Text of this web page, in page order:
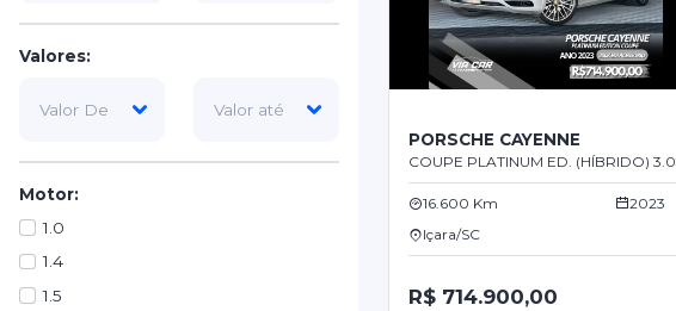
Valores:
Motor:
1.0
1.4
1.5
PORSCHE CAYENNE
COUPE PLATINUM ED. (HÍBRIDO) 3.0
16.600 Km
2023
Içara/SC
R$ 714.900,00